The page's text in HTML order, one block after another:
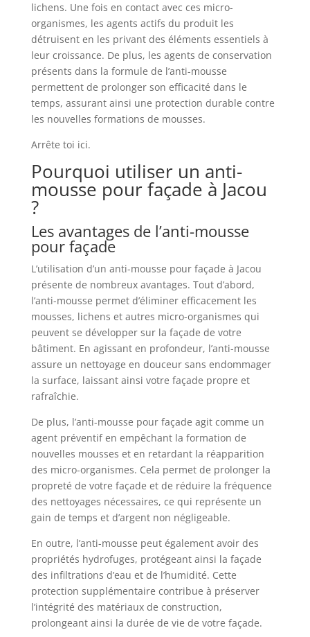
lichens. Une fois en contact avec ces micro-
organismes, les agents actifs du produit les
détruisent en les privant des éléments essentiels à
leur croissance. De plus, les agents de conservation
présents dans la formule de l’anti-mousse
permettent de prolonger son efficacité dans le
temps, assurant ainsi une protection durable contre
les nouvelles formations de mousses.
Arrête toi ici.
Pourquoi utiliser un anti-
mousse pour façade à Jacou
?
Les avantages de l’anti-mousse
pour façade
L’utilisation d’un anti-mousse pour façade à Jacou
présente de nombreux avantages. Tout d’abord,
l’anti-mousse permet d’éliminer efficacement les
mousses, lichens et autres micro-organismes qui
peuvent se développer sur la façade de votre
bâtiment. En agissant en profondeur, l’anti-mousse
assure un nettoyage en douceur sans endommager
la surface, laissant ainsi votre façade propre et
rafraîchie.
De plus, l’anti-mousse pour façade agit comme un
agent préventif en empêchant la formation de
nouvelles mousses et en retardant la réapparition
des micro-organismes. Cela permet de prolonger la
propreté de votre façade et de réduire la fréquence
des nettoyages nécessaires, ce qui représente un
gain de temps et d’argent non négligeable.
En outre, l’anti-mousse peut également avoir des
propriétés hydrofuges, protégeant ainsi la façade
des infiltrations d’eau et de l’humidité. Cette
protection supplémentaire contribue à préserver
l’intégrité des matériaux de construction,
prolongeant ainsi la durée de vie de votre façade.